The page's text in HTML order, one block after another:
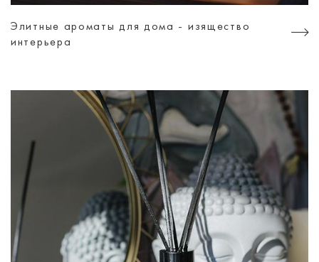
Элитные ароматы для дома - изящество
интерьера